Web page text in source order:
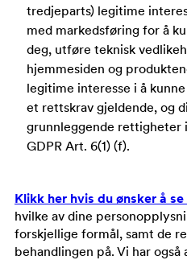
tredjeparts) legitime
med markedsføring for å
deg, utføre teknisk
hjemmesiden og
legitime interesse i å
et rettskrav gjeldende, og
grunnleggende rettigheter
GDPR Art. 6(1) (f).
Klikk her hvis du ønsker å
hvilke av dine
forskjellige formål, samt de
behandlingen på. Vi har